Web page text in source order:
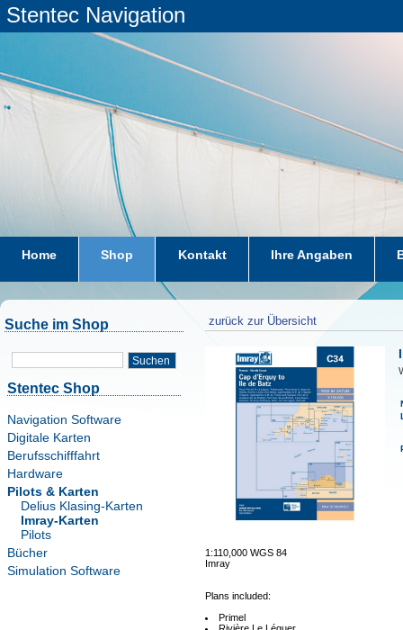
Stentec Navigation
Home Shop Kontakt Ihre Angaben
Suche im Shop
Suchen
Stentec Shop
Navigation Software
Digitale Karten
Berufsschifffahrt
Hardware
Pilots & Karten
Delius Klasing-Karten
Imray-Karten
Pilots
Bücher
Simulation Software
zurück zur Übersicht
1:110,000 WGS 84
Imray
Plans included:
Primel